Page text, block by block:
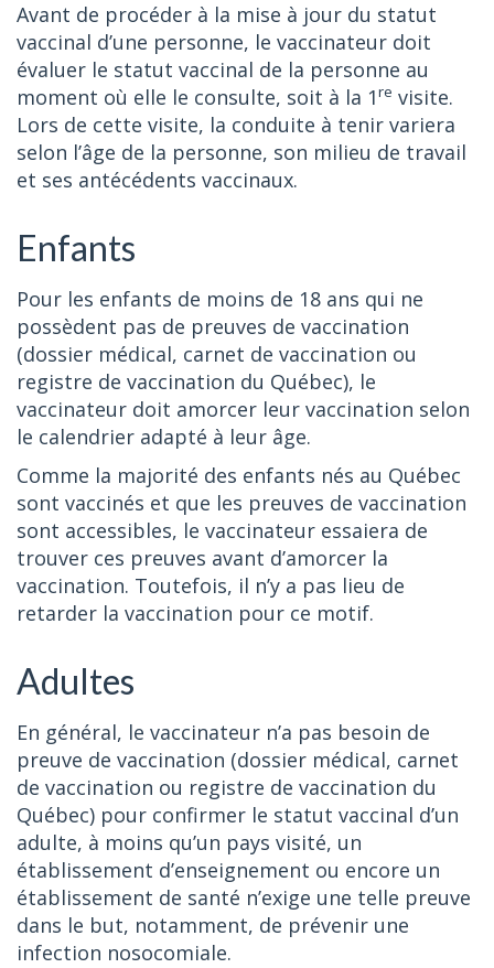
Avant de procéder à la mise à jour du statut
vaccinal d’une personne, le vaccinateur doit
évaluer le statut vaccinal de la personne au
moment où elle le consulte, soit à la 1re visite.
Lors de cette visite, la conduite à tenir variera
selon l’âge de la personne, son milieu de travail
et ses antécédents vaccinaux.
Enfants
Pour les enfants de moins de 18 ans qui ne
possèdent pas de preuves de vaccination
(dossier médical, carnet de vaccination ou
registre de vaccination du Québec), le
vaccinateur doit amorcer leur vaccination selon
le calendrier adapté à leur âge.
Comme la majorité des enfants nés au Québec
sont vaccinés et que les preuves de vaccination
sont accessibles, le vaccinateur essaiera de
trouver ces preuves avant d’amorcer la
vaccination. Toutefois, il n’y a pas lieu de
retarder la vaccination pour ce motif.
Adultes
En général, le vaccinateur n’a pas besoin de
preuve de vaccination (dossier médical, carnet
de vaccination ou registre de vaccination du
Québec) pour confirmer le statut vaccinal d’un
adulte, à moins qu’un pays visité, un
établissement d’enseignement ou encore un
établissement de santé n’exige une telle preuve
dans le but, notamment, de prévenir une
infection nosocomiale.